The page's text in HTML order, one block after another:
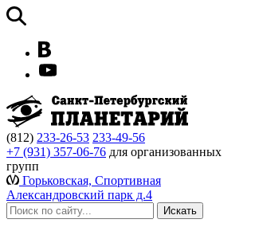
(812) 233-26-53 233-49-56
+7 (931) 357-06-76 для организованных
групп
Горьковская, Спортивная
Александровский парк д.4